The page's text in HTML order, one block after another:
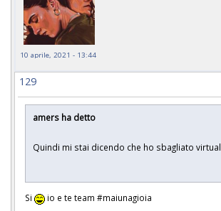
10 aprile, 2021 - 13:44
129
amers ha detto
Quindi mi stai dicendo che ho sbagliato virtual
Si
io e te team #maiunagioia